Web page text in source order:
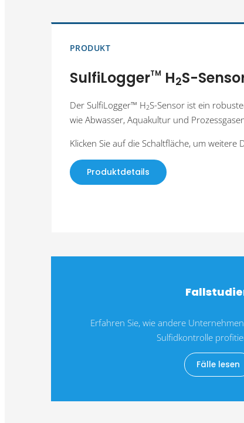
PRODUKT
SulfiLoggerTM H2S-
Der SulfiLogger™ H2S-Sensor ist ein
wie Abwasser, Aquakultur und
Klicken Sie auf die Schaltfläche, um
Produktdetails
Erfahren Sie, wie andere
Sulfidkontrolle
Fälle lesen